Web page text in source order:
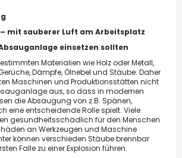
mit sauberer Luft am Arbeitsplatz
einsetzen sollten
Materialien wie Holz oder Metall,
Dämpfe, Ölnebel und Stäube. Daher
Maschinen und Produktionsstätten nicht
aus, so dass in modernen
die Absaugung von z.B. Spänen,
eine entscheidende Rolle spielt. Viele
gesundheitsschädlich für den Menschen
an Werkzeugen und Maschine
können verschieden Stäube brennbar
Falle zu einer Explosion führen.